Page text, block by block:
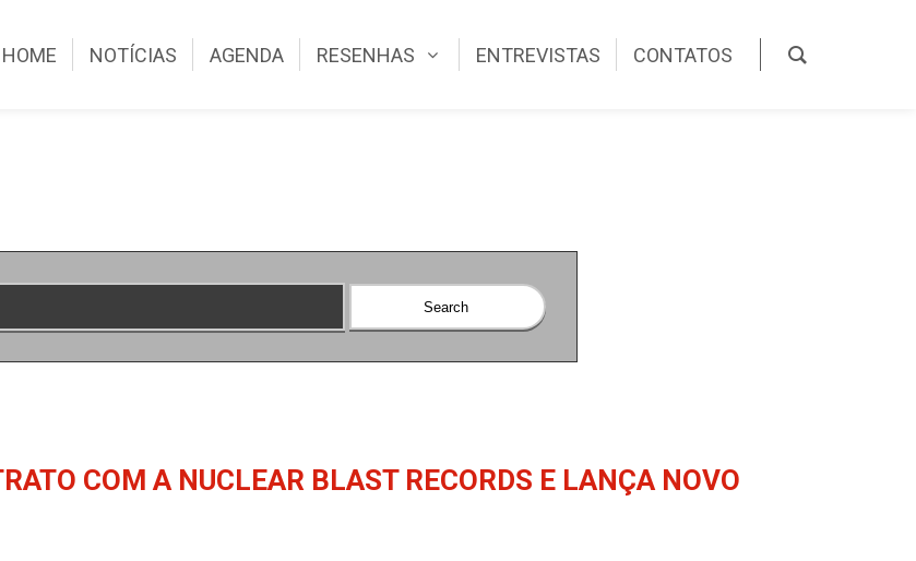
HOME NOTÍCIAS AGENDA RESENHAS ENTREVISTAS CONTATOS
COM A NUCLEAR BLAST RECORDS E LANÇA NOVO